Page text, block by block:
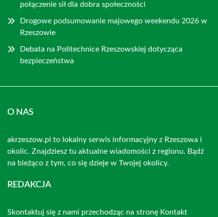
połączenie sił dla dobra społeczności
Drogowe podsumowanie majowego weekendu 2026 w
Rzeszowie
Debata na Politechnice Rzeszowskiej dotycząca
bezpieczeństwa
O NAS
akrzeszow.pl to lokalny serwis informacyjny z Rzeszowa i
okolic. Znajdziesz tu aktualne wiadomości z regionu. Bądź
na bieżąco z tym, co się dzieje w Twojej okolicy.
REDAKCJA
Skontaktuj się z nami przechodząc na stronę Kontakt